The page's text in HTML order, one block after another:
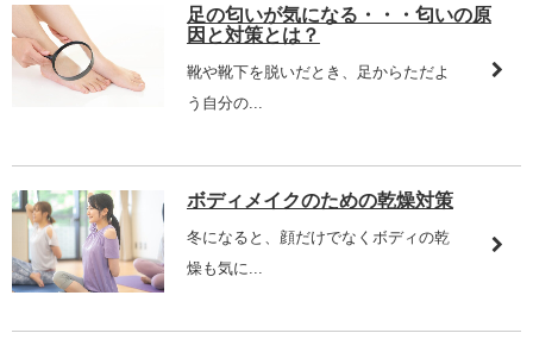
足の匂いが気になる・・・匂いの原
因と対策とは？
靴や靴下を脱いだとき、足からただよ
う自分の...
ボディメイクのための乾燥対策
冬になると、顔だけでなくボディの乾
燥も気に...